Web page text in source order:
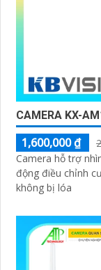
CAMERA KX-
1,600,000 ₫
Camera hỗ trợ
động điều chỉnh
không bị lóa